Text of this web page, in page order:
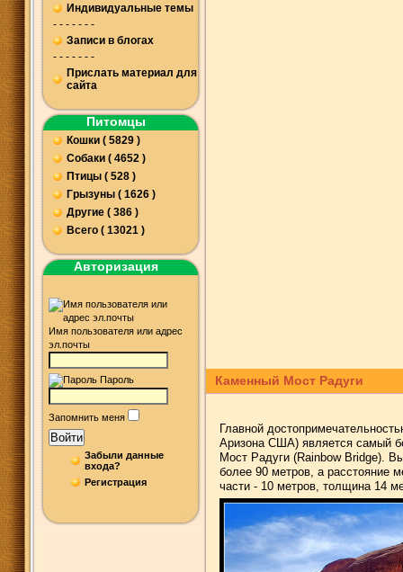
Индивидуальные темы
- - - - - - -
Записи в блогах
- - - - - - -
Прислать материал для
сайта
Питомцы
Кошки ( 5829 )
Собаки ( 4652 )
Птицы ( 528 )
Грызуны ( 1626 )
Другие ( 386 )
Всего ( 13021 )
Авторизация
Имя пользователя или адрес
эл.почты
Пароль
Запомнить меня
Войти
Забыли данные
входа?
Регистрация
Каменный Мост Радуги
Главной
Аризона США) является самый
Мост Радуги (Rainbow Bridge).
более 90 метров, а расстояние
части - 10 метров, толщина 14